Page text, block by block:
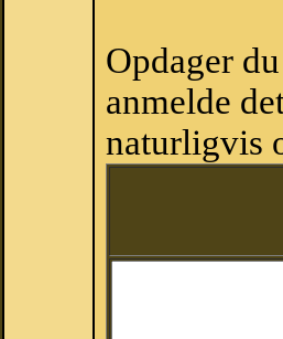
Opdager
anmelde
naturligvis